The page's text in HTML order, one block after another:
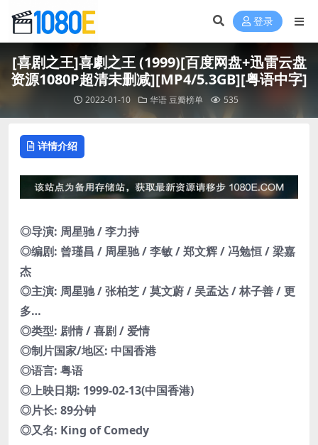
登录
[喜剧之王]喜劇之王 (1999)[百度网盘+迅雷云盘
资源1080P超清未删减][MP4/5.3GB][粤语中字]
2022-01-10 华语豆瓣榜单 535
详情介绍
◎导演: 周星驰 / 李力持
◎编剧: 曾瑾昌 / 周星驰 / 李敏 / 郑文辉 / 冯勉恒 / 梁嘉
杰
◎主演: 周星驰 / 张柏芝 / 莫文蔚 / 吴孟达 / 林子善 / 更
多…
◎类型: 剧情 / 喜剧 / 爱情
◎制片国家/地区: 中国香港
◎语言: 粤语
◎上映日期: 1999-02-13(中国香港)
◎片长: 89分钟
◎又名: King of Comedy